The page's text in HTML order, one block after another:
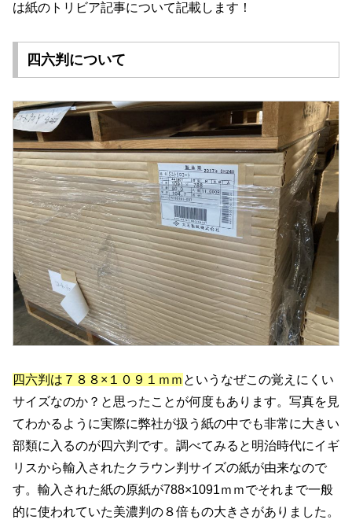
は紙のトリビア記事について記載します！
四六判について
四六判は７８８×１０９１ｍｍ というなぜこの覚えにくい
サイズなのか？と思ったことが何度もあります。写真を見
てわかるように実際に弊社が扱う紙の中でも非常に大きい
部類に入るのが四六判です。調べてみると明治時代にイギ
リスから輸入されたクラウン判サイズの紙が由来なので
す。輸入された紙の原紙が788×1091ｍｍでそれまで一般
的に使われていた美濃判の８倍もの大きさがありました。